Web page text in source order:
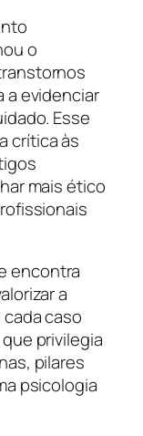
o
a evidenciar
Esse
crítica às
mais ético
encontra
a
caso
privilegia
pilares
psicologia